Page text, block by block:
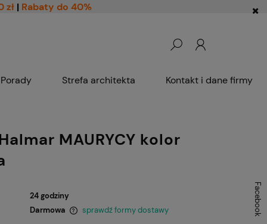
zł | Rabaty do 40%
Porady Strefa architekta Kontakt i dane firmy
MAURYCY kolor
24 godziny
Darmowa sprawdź formy dostawy Facebook